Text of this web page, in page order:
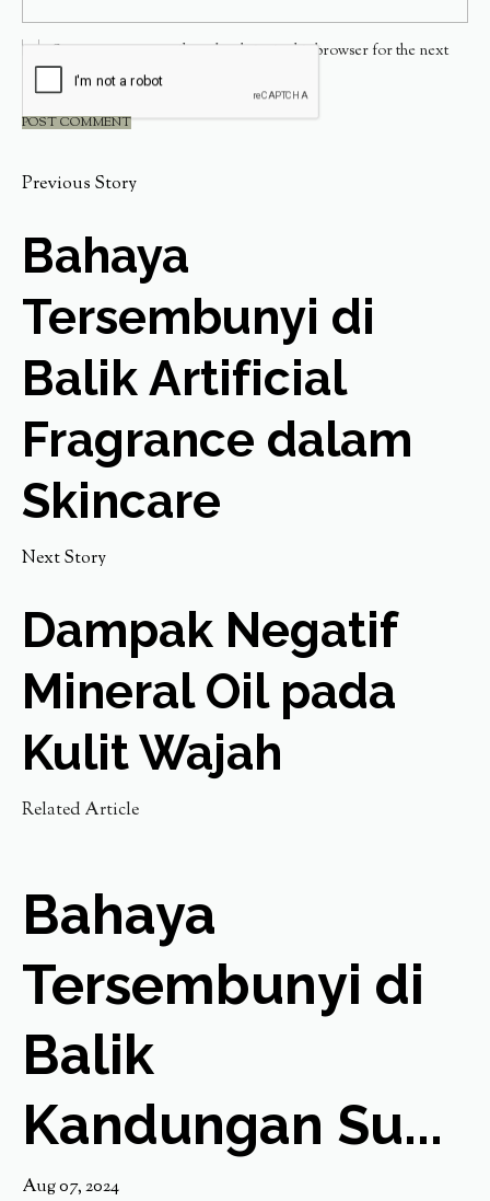
Save my name, email, and website in this browser for the next
time I comment.
Previous Story
Bahaya
Tersembunyi di
Balik Artificial
Fragrance dalam
Skincare
Next Story
Dampak Negatif
Mineral Oil pada
Kulit Wajah
Related Article
Bahaya
Tersembunyi di
Balik
Kandungan Su...
Aug 07, 2024